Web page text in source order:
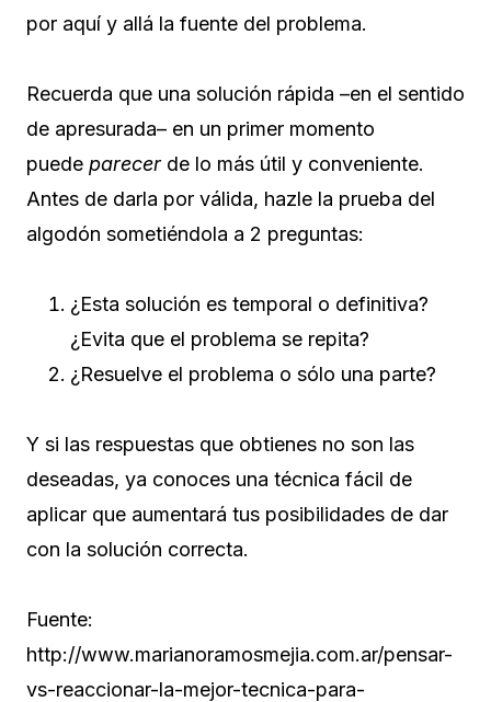
por aquí y allá la fuente del problema.
Recuerda que una solución rápida –en el sentido
de apresurada– en un primer momento
puede parecerde lo más útil y conveniente.
Antes de darla por válida, hazle la prueba del
algodón sometiéndola a 2 preguntas:
¿Esta solución es temporal o definitiva?
¿Evita que el problema se repita?
¿Resuelve el problema o sólo una parte?
Y si las respuestas que obtienes no son las
deseadas, ya conoces una técnica fácil de
aplicar que aumentará tus posibilidades de dar
con la solución correcta.
Fuente:
http://www.marianoramosmejia.com.ar/pensar-
vs-reaccionar-la-mejor-tecnica-para-